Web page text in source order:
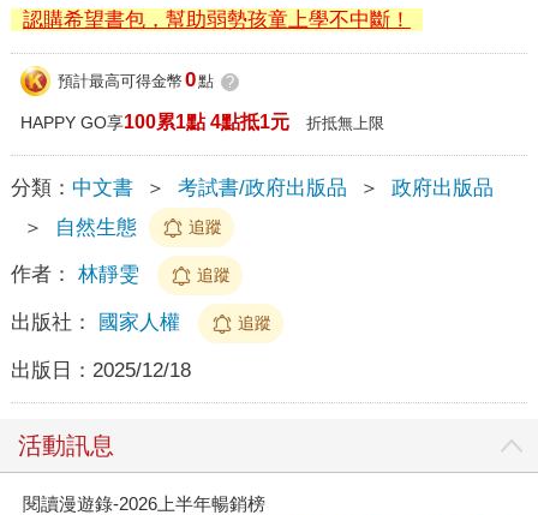
認購希望書包，幫助弱勢孩童上學不中斷！
預計最高可得金幣 0點 ?
HAPPY GO享100累1點 4點抵1元 折抵無上限
分類： 中文書 ＞ 考試書/政府出版品 ＞
政府出版品
＞
自然生態 追蹤
作者： 林靜雯 追蹤
出版社： 國家人權 追蹤
出版日： 2025/12/18
活動訊息
閱讀漫遊錄-2026上半年暢銷榜